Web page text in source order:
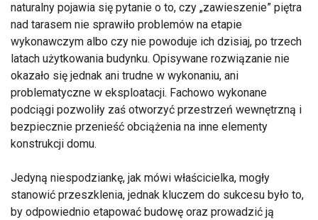
naturalny pojawia się pytanie o to, czy „zawieszenie” piętra
nad tarasem nie sprawiło problemów na etapie
wykonawczym albo czy nie powoduje ich dzisiaj, po trzech
latach użytkowania budynku. Opisywane rozwiązanie nie
okazało się jednak ani trudne w wykonaniu, ani
problematyczne w eksploatacji. Fachowo wykonane
podciągi pozwoliły zaś otworzyć przestrzeń wewnętrzną i
bezpiecznie przenieść obciążenia na inne elementy
konstrukcji domu.
Jedyną niespodziankę, jak mówi właścicielka, mogły
stanowić przeszklenia, jednak kluczem do sukcesu było to,
by odpowiednio etapować budowę oraz prowadzić ją